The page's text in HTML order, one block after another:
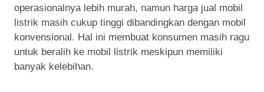
operasionalnya lebih murah, namun harga jual mobil
listrik masih cukup tinggi dibandingkan dengan mobil
konvensional. Hal ini membuat konsumen masih ragu
untuk beralih ke mobil listrik meskipun memiliki
banyak kelebihan.